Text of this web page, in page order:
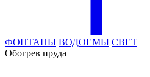
ФОНТАНЫ ВОДОЕМЫ СВЕТ
Обогрев пруда